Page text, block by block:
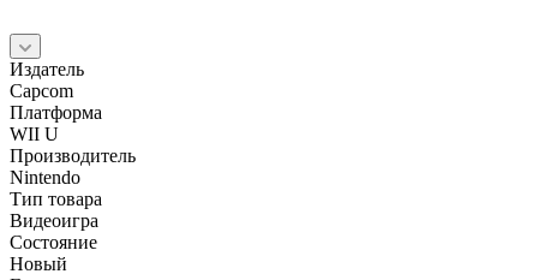
Издатель
Capcom
Платформа
WII U
Производитель
Nintendo
Тип товара
Видеоигра
Состояние
Новый